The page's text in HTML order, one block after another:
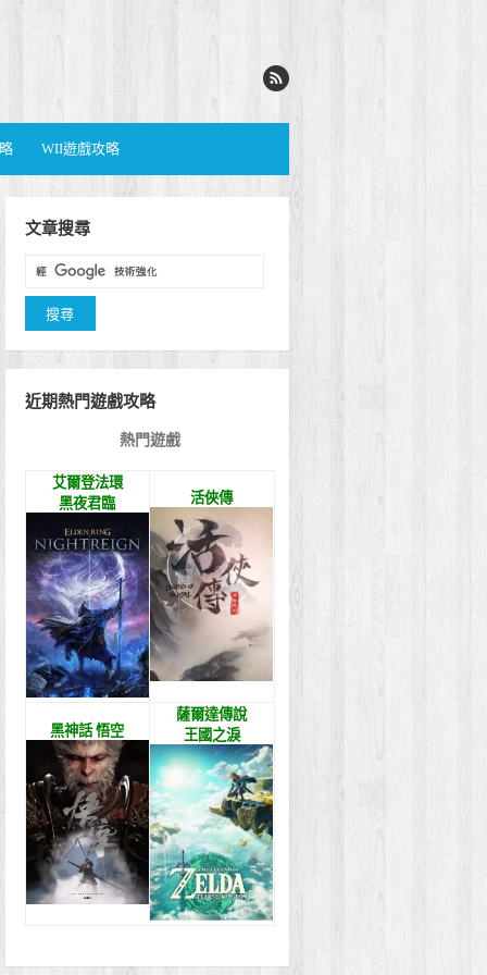
WII遊戲攻略
文章搜尋
近期熱門遊戲攻略
熱門遊戲
艾爾登法環
黑夜君臨
活俠傳
黑神話 悟空
薩爾達傳說
王國之淚